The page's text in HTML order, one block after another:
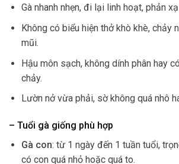
Gà nhanh nhẹn, đi lại linh hoạt, phản
Không có biểu hiện thở khò khè, chảy
mũi.
Hậu môn sạch, không dính phân hay
chảy.
Lườn nở vừa phải, sờ không quá nhô
– Tuổi gà giống phù hợp
Gà con: từ 1 ngày đến 1 tuần tuổi,
có con quá nhỏ hoặc quá to.